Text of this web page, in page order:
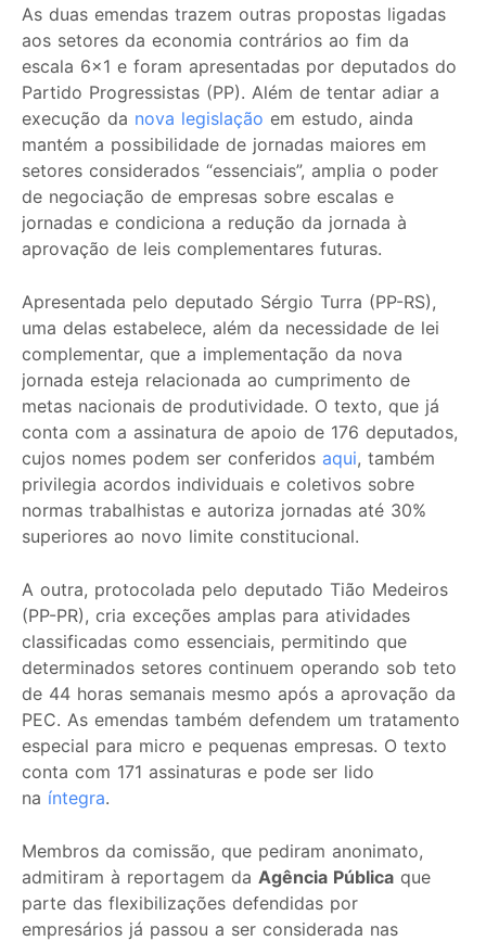
As duas emendas trazem outras propostas ligadas
aos setores da economia contrários ao fim da
escala 6×1 e foram apresentadas por deputados do
Partido Progressistas (PP). Além de tentar adiar a
execução da nova legislação em estudo, ainda
mantém a possibilidade de jornadas maiores em
setores considerados “essenciais”, amplia o poder
de negociação de empresas sobre escalas e
jornadas e condiciona a redução da jornada à
aprovação de leis complementares futuras.
Apresentada pelo deputado Sérgio Turra (PP-RS),
uma delas estabelece, além da necessidade de lei
complementar, que a implementação da nova
jornada esteja relacionada ao cumprimento de
metas nacionais de produtividade. O texto, que já
conta com a assinatura de apoio de 176 deputados,
cujos nomes podem ser conferidos aqui, também
privilegia acordos individuais e coletivos sobre
normas trabalhistas e autoriza jornadas até 30%
superiores ao novo limite constitucional.
A outra, protocolada pelo deputado Tião Medeiros
(PP-PR), cria exceções amplas para atividades
classificadas como essenciais, permitindo que
determinados setores continuem operando sob teto
de 44 horas semanais mesmo após a aprovação da
PEC. As emendas também defendem um tratamento
especial para micro e pequenas empresas. O texto
conta com 171 assinaturas e pode ser lido
na íntegra.
Membros da comissão, que pediram anonimato,
admitiram à reportagem da Agência Pública que
parte das flexibilizações defendidas por
empresários já passou a ser considerada nas